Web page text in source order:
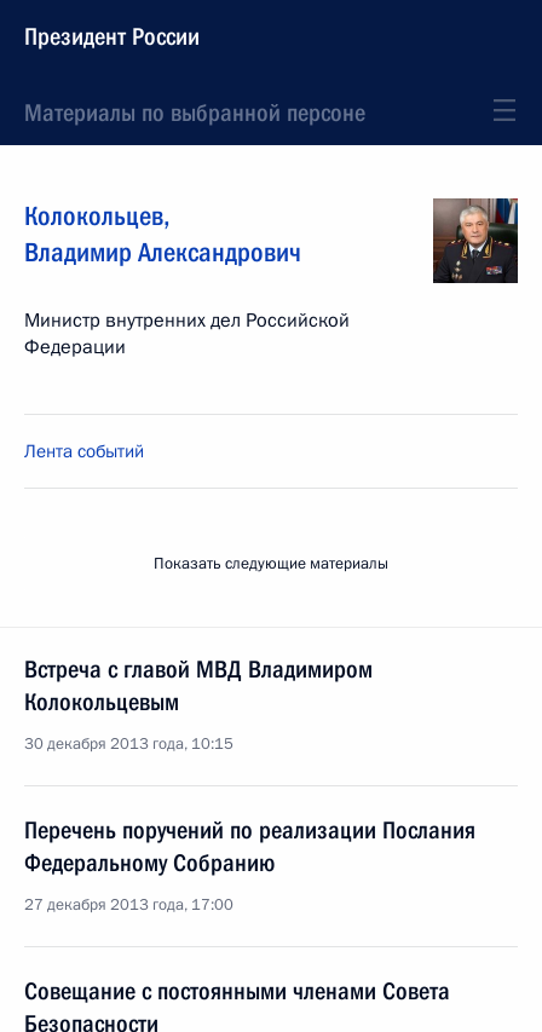
Президент России
Материалы по выбранной персоне
Колокольцев,
Владимир Александрович
Министр внутренних дел Российской
Федерации
Лента событий
Показать следующие материалы
Встреча с главой МВД Владимиром
Колокольцевым
30 декабря 2013 года, 10:15
Перечень поручений по реализации Послания
Федеральному Собранию
27 декабря 2013 года, 17:00
Совещание с постоянными членами Совета
Безопасности